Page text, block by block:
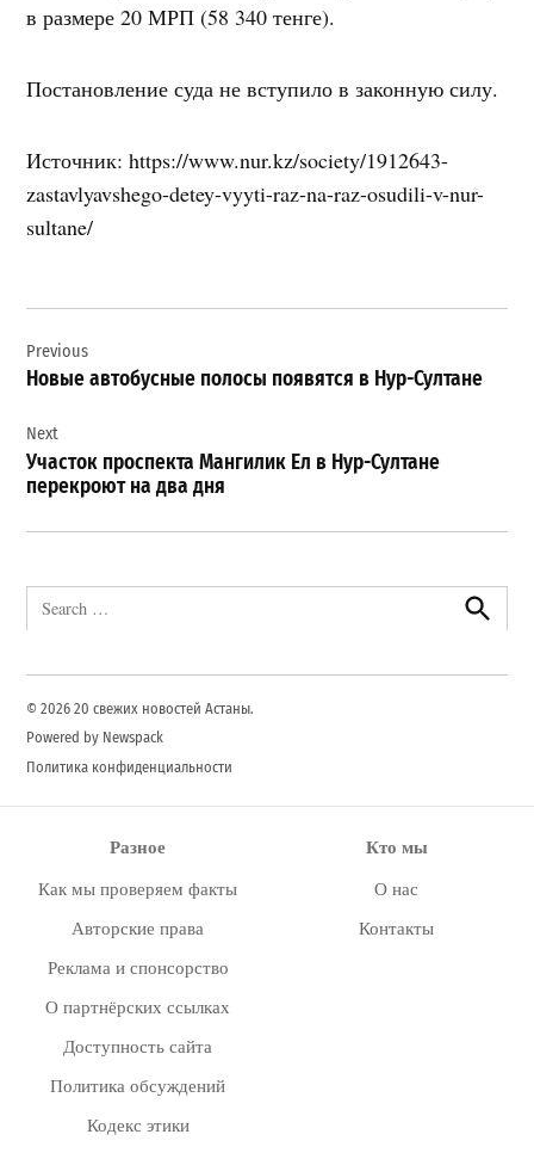
в размере 20 МРП (58 340 тенге).
Постановление суда не вступило в законную силу.
Источник: https://www.nur.kz/society/1912643-
zastavlyavshego-detey-vyyti-raz-na-raz-osudili-v-nur-
sultane/
по
записям
Previous
Новые автобусные полосы появятся в Нур-Султане
Next
Участок проспекта Мангилик Ел в Нур-Султане
перекроют на два дня
Search
for:
Search
© 2026 20 свежих новостей Астаны.
Powered by Newspack
Политика конфиденциальности
Разное
Как мы проверяем факты
Авторские права
Реклама и спонсорство
О партнёрских ссылках
Доступность сайта
Политика обсуждений
Кодекс этики
Кто мы
О нас
Контакты